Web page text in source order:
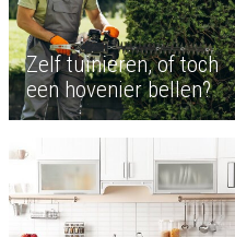
Zelf tuinieren, of toch
een hovenier bellen?